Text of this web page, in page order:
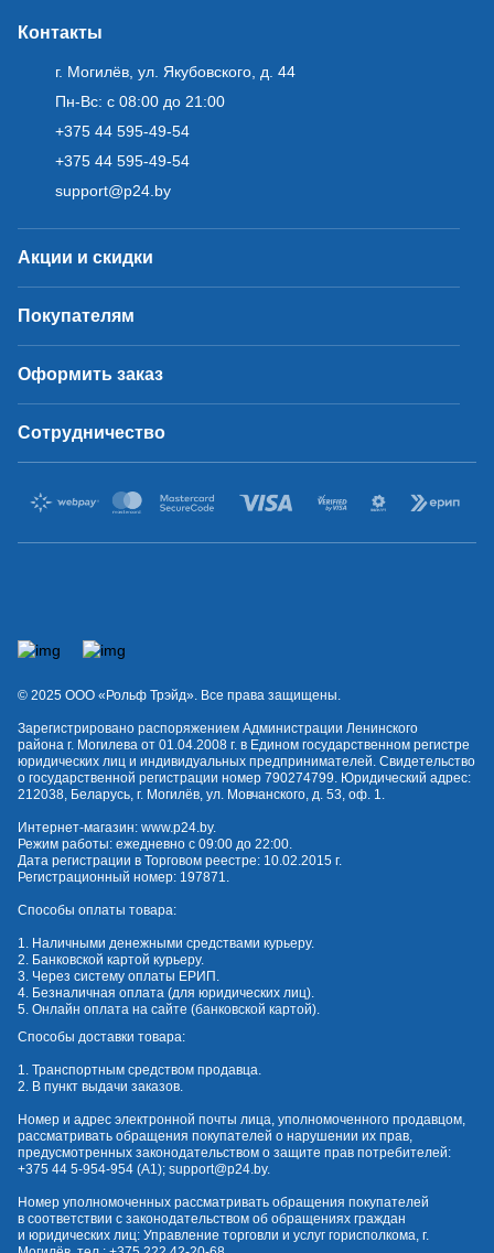
Контакты
г. Могилёв, ул. Якубовского, д. 44
Пн-Вс: с 08:00 до 21:00
+375 44 595-49-54
+375 44 595-49-54
support@p24.by
Акции и скидки
Покупателям
Оформить заказ
Сотрудничество
© 2025 OOO «Рольф Трэйд». Все права защищены.
Зарегистрировано распоряжением Администрации Ленинского
района г. Могилева от 01.04.2008 г. в Едином государственном регистре
юридических лиц и индивидуальных предпринимателей. Свидетельство
о государственной регистрации номер 790274799. Юридический адрес:
212038, Беларусь, г. Могилёв, ул. Мовчанского, д. 53, оф. 1.
Интернет-магазин: www.p24.by.
Режим работы: ежедневно с 09:00 до 22:00.
Дата регистрации в Торговом реестре: 10.02.2015 г.
Регистрационный номер: 197871.
Способы оплаты товара:
1. Наличными денежными средствами курьеру.
2. Банковской картой курьеру.
3. Через систему оплаты ЕРИП.
4. Безналичная оплата (для юридических лиц).
5. Онлайн оплата на сайте (банковской картой).
Способы доставки товара:
1. Транспортным средством продавца.
2. В пункт выдачи заказов.
Номер и адрес электронной почты лица, уполномоченного продавцом,
рассматривать обращения покупателей о нарушении их прав,
предусмотренных законодательством о защите прав потребителей:
+375 44 5-954-954 (А1); support@p24.by.
Номер уполномоченных рассматривать обращения покупателей
в соответствии с законодательством об обращениях граждан
и юридических лиц: Управление торговли и услуг горисполкома, г.